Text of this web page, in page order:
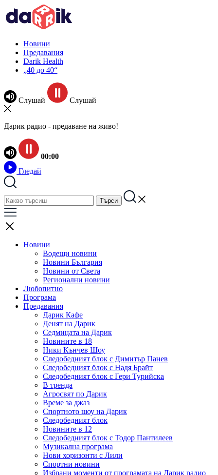
Новини
Предавания
Darik Health
„40 до 40“
Слушай Слушай
Дарик радио - предаване на живо!
00:00
Гледай
Новини
Водещи новини
Новини България
Новини от Света
Регионални новини
Любопитно
Програма
Предавания
Дарик Кафе
Денят на Дарик
Седмицата на Дарик
Новините в 18
Ники Кънчев Шоу
Следобедният блок с Димитър Панев
Следобедният блок с Надя Брайт
Следобедният блок с Гери Турийска
В тренда
Агросвят по Дарик
Време за джаз
Спортното шоу на Дарик
Следобедният блок
Новините в 12
Следобедният блок с Тодор Пантилеев
Музикална програма
Нови хоризонти с Лили
Спортни новини
Избрани моменти от програмата на Дарик радио